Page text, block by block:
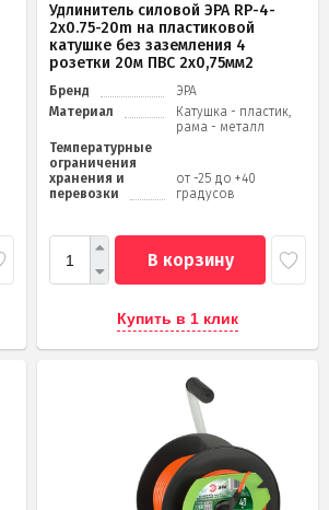
Удлинитель силовой ЭРА RP-4-
2x0.75-20m на пластиковой
катушке без заземления 4
розетки 20м ПВС 2х0,75мм2
Бренд
ЭРА
Материал
Катушка - пластик,
рама - металл
Температурные
ограничения
хранения и
перевозки
от -25 до +40
градусов
В корзину
Купить в 1 клик